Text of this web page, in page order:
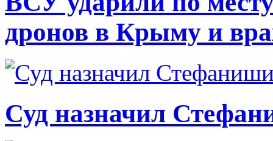
дронов в Крыму и
Суд назначил